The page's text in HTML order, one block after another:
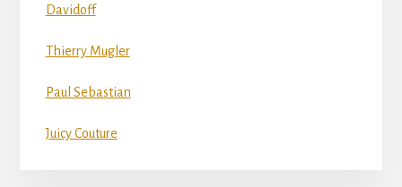
Davidoff
Thierry Mugler
Paul Sebastian
Juicy Couture